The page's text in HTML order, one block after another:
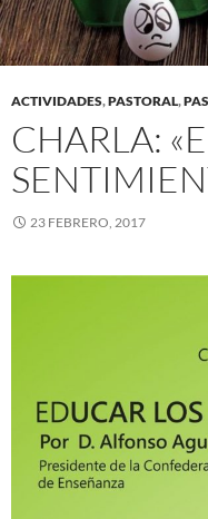
ACTIVIDADES,PASTORAL,
CHARLA:
23 FEBRERO, 2017